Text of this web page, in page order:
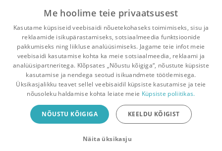
Kuldar Raudnask
1 1
Pealehele Ostukorv Sõnumid Teated Konto
Raamatuvahetuse mobiiliäpp
Vaheta raamatuid veelgi mugavamalt!
Me hoolime teie privaatsusest
Kasutame küpsiseid veebisaidi nõuetekohaseks toimimiseks, sisu ja
reklaamide isikupärastamiseks, sotsiaalmeedia funktsioonide
pakkumiseks ning liikluse analüüsimiseks. Jagame teie infot meie
veebisaidi kasutamise kohta ka meie sotsiaalmeedia, reklaami ja
analüüsipartneritega. Klõpsates „Nõustu kõigiga“, nõustute küpsiste
kasutamise ja nendega seotud isikuandmete töötlemisega.
Üksikasjalikku teavet sellel veebisaidil küpsiste kasutamise ja teie
nõusoleku haldamise kohta leiate meie Küpsiste poliitikas.
NÕUSTU KÕIGIGA KEELDU KÕIGIST
Näita üksikasju